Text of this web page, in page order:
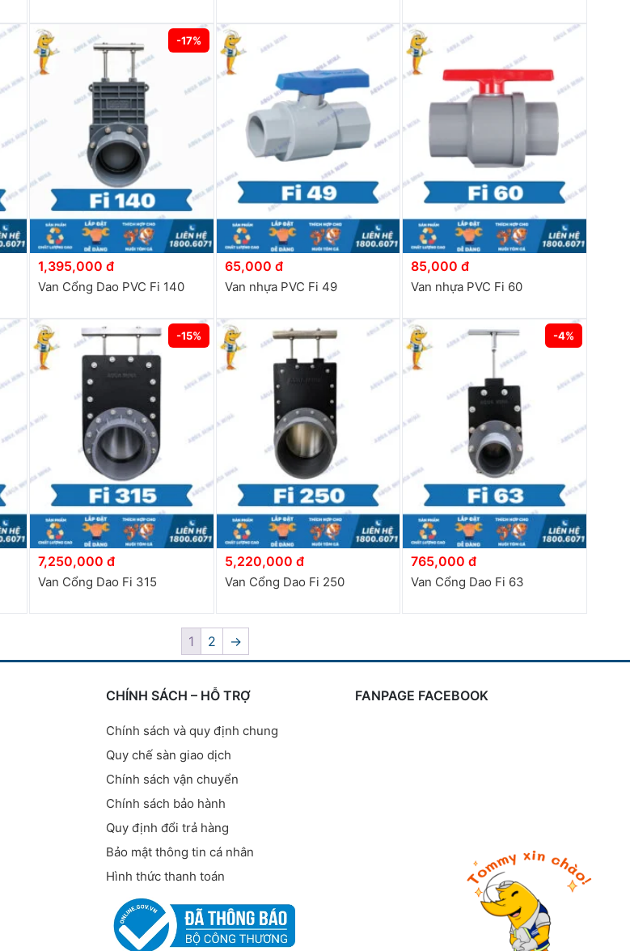
-17%
1,395,000 đ
Van Cổng Dao PVC Fi 140
65,000 đ
Van nhựa PVC Fi 49
85,000 đ
Van nhựa PVC Fi 60
-15%
7,250,000 đ
Van Cổng Dao Fi 315
5,220,000 đ
Van Cổng Dao Fi 250
-4%
765,000 đ
Van Cổng Dao Fi 63
1 2 →
CHÍNH SÁCH – HỖ TRỢ
Chính sách và quy định chung
Quy chế sàn giao dịch
Chính sách vận chuyển
Chính sách bảo hành
Quy định đổi trả hàng
Bảo mật thông tin cá nhân
Hình thức thanh toán
FANPAGE FACEBOOK